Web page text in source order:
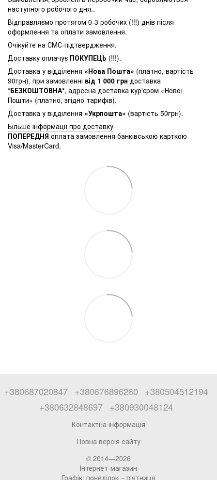
наступного робочого дня..
Відправляємо протягом 0-3 робочих (!!!) днів після
оформлення та оплати замовлення.
Очікуйте на СМС-підтвердження.
Доставку оплачує ПОКУПЕЦЬ (!!!).
Доставка у відділення «Нова Пошта» (платно, вартість
90грн), при замовленні від 1 000 грн доставка
*БЕЗКОШТОВНА*, адресна доставка кур'єром «Нової
Пошти» (платно, згідно тарифів).
Доставка у відділення «Укрпошта» (вартість 50грн).
Більше інформації про доставку
ПОПЕРЕДНЯ оплата замовлення банківською карткою
Visa/MasterCard.
+380687020847 +380676896260
+380504512194
+380632848697 +380930048124
Контактна інформація
Повна версія сайту
© 2014—2026
Інтернет-магазин
Графік: понеділок – п'ятниця